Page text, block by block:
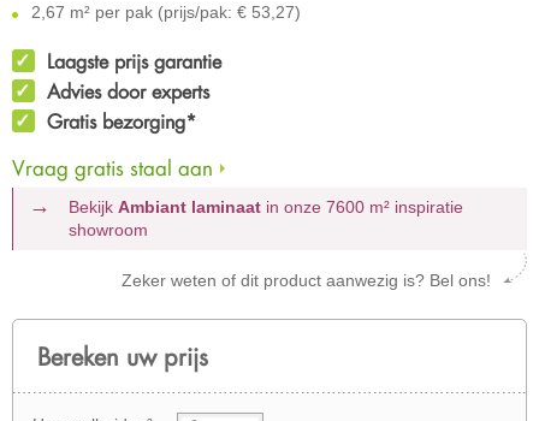
2,67 m² per pak (prijs/pak: € 53,27)
Laagste prijs garantie
Advies door experts
Gratis bezorging*
Vraag gratis staal aan
Bekijk Ambiant laminaatin onze 7600 m² inspiratie
showroom
Zeker weten of dit product aanwezig is? Bel ons!
Bereken uw prijs